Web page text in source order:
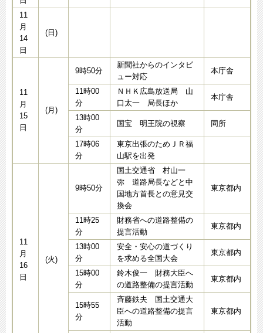
11
月
14
日
(日)
11
月
15
日
(月)
9時50分
新聞社からのインタビ
ュー対応
本庁舎
11時00
分
ＮＨＫ広島放送局 山
口太一 局長ほか
本庁舎
13時00
分
国宝 明王院の視察 同所
17時06
分
東京出張のためＪＲ福
山駅を出発
11
月
16
日
(火)
9時50分
国土交通省 村山一
弥 道路局長などと中
国地方首長との意見交
換会
東京都内
11時25
分
財務省への道路整備の
提言活動
東京都内
13時00
分
安全・安心の道づくり
を求める全国大会
東京都内
15時00
分
鈴木俊一 財務大臣へ
の道路整備の提言活動
東京都内
15時55
分
斉藤鉄夫 国土交通大
臣への道路整備の提言
活動
東京都内